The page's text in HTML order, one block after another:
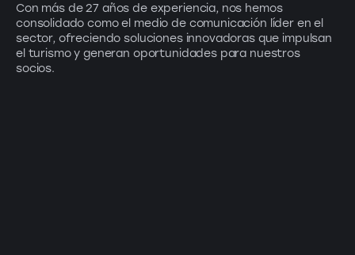
Con más de 27 años de experiencia, nos hemos
consolidado como el medio de comunicación líder en el
sector, ofreciendo soluciones innovadoras que impulsan
el turismo y generan oportunidades para nuestros
socios.